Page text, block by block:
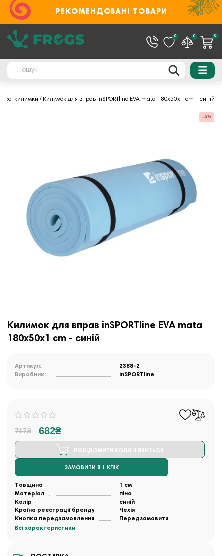
РЕКОМЕНДОВАНІ ТОВАРИ
0 0 0
килимки Килимок для вправ inSPORTline EVA mata 180x50x1 cm - синій
-5%
Килимок для вправ inSPORTline EVA mata
180x50x1 cm - синій
Артикул:
2388-2
Виробник:
inSPORTline
717₴ 682₴
ПОВІДОМИТИ КОЛИ З'ЯВИТЬСЯ
ЗАМОВИТИ В 1 КЛІК
Товщина
1 см
Матеріал
піна
Колір
синій
Країна реєстрації бренду
Чехія
Кнопка передзамовлення
Передзамовити
Всі характеристики